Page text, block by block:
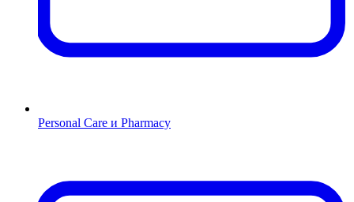
Personal Care и Pharmacy